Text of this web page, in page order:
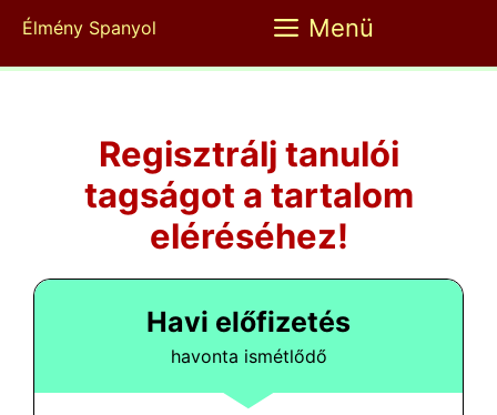
Kilépés
tartalomba
Élmény Spanyol Menü
Regisztrálj tanulói
tagságot a tartalom
eléréséhez!
Havi előfizetés
havonta ismétlődő